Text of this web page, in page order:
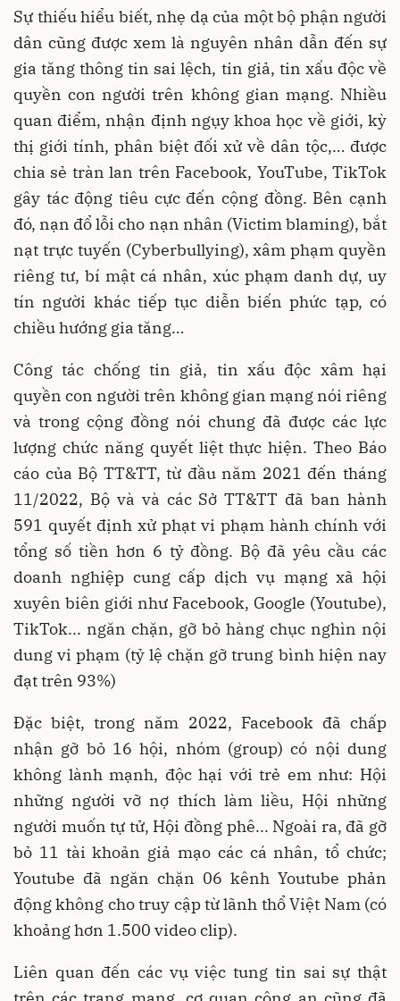
Sự thiếu hiểu biết, nhẹ dạ của một bộ phận người
dân cũng được xem là nguyên nhân dẫn đến sự
gia tăng thông tin sai lệch, tin giả, tin xấu độc về
quyền con người trên không gian mạng. Nhiều
quan điểm, nhận định ngụy khoa học về giới, kỳ
thị giới tính, phân biệt đối xử về dân tộc,… được
chia sẻ tràn lan trên Facebook, YouTube, TikTok
gây tác động tiêu cực đến cộng đồng. Bên cạnh
đó, nạn đổ lỗi cho nạn nhân (Victim blaming), bắt
nạt trực tuyến (Cyberbullying), xâm phạm quyền
riêng tư, bí mật cá nhân, xúc phạm danh dự, uy
tín người khác tiếp tục diễn biến phức tạp, có
chiều hướng gia tăng…
Công tác chống tin giả, tin xấu độc xâm hại
quyền con người trên không gian mạng nói riêng
và trong cộng đồng nói chung đã được các lực
lượng chức năng quyết liệt thực hiện. Theo Báo
cáo của Bộ TT&TT, từ đầu năm 2021 đến tháng
11/2022, Bộ và và các Sở TT&TT đã ban hành
591 quyết định xử phạt vi phạm hành chính với
tổng số tiền hơn 6 tỷ đồng. Bộ đã yêu cầu các
doanh nghiệp cung cấp dịch vụ mạng xã hội
xuyên biên giới như Facebook, Google (Youtube),
TikTok... ngăn chặn, gỡ bỏ hàng chục nghìn nội
dung vi phạm (tỷ lệ chặn gỡ trung bình hiện nay
đạt trên 93%)
Đặc biệt, trong năm 2022, Facebook đã chấp
nhận gỡ bỏ 16 hội, nhóm (group) có nội dung
không lành mạnh, độc hại với trẻ em như: Hội
những người vỡ nợ thích làm liều, Hội những
người muốn tự tử, Hội đồng phê... Ngoài ra, đã gỡ
bỏ 11 tài khoản giả mạo các cá nhân, tổ chức;
Youtube đã ngăn chặn 06 kênh Youtube phản
động không cho truy cập từ lãnh thổ Việt Nam (có
khoảng hơn 1.500 video clip).
Liên quan đến các vụ việc tung tin sai sự thật